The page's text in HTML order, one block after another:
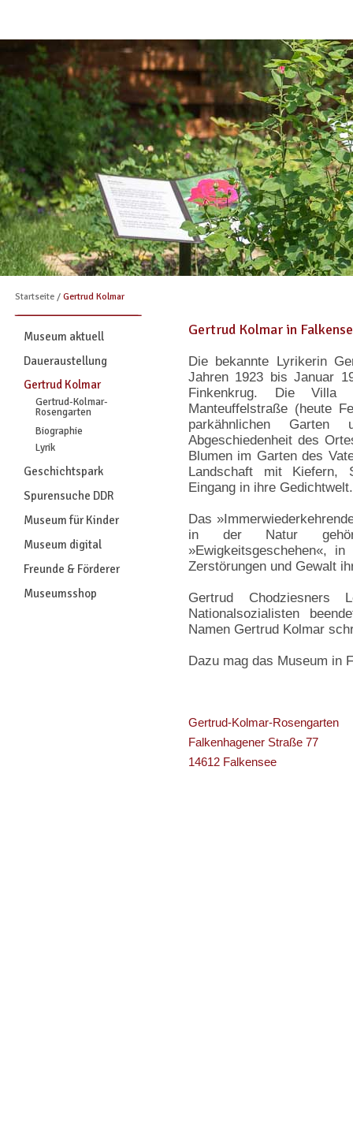
Startseite / Gertrud Kolmar
Museum aktuell
Daueraustellung
Gertrud Kolmar
Gertrud-Kolmar-
Rosengarten
Biographie
Lyrik
Geschichtspark
Spurensuche DDR
Museum für Kinder
Museum digital
Freunde & Förderer
Museumsshop
Gertrud Kolmar in
Die bekannte Lyrikerin
Jahren 1923 bis Januar
Finkenkrug. Die Villa
Manteuffelstraße (heute
parkähnlichen
Abgeschiedenheit des
Blumen im Garten des
Landschaft mit Kiefern,
Eingang in ihre Gedichtwelt.
Das
in der Natur
»Ewigkeitsgeschehen«,
Zerstörungen und Gewalt
Gertrud Chodziesners
Nationalsozialisten
Namen Gertrud Kolmar
Dazu mag das Museum in
Gertrud-Kolmar-Rosengarten
Falkenhagener Straße 77
14612 Falkensee